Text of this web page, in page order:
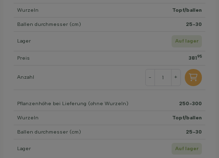
Wurzeln Topf/ballen
Ballen durchmesser (cm) 25-30
Lager Auf lager
Preis 381 95
Anzahl - +
Pflanzenhöhe bei Lieferung (ohne Wurzeln) 250-300
Wurzeln Topf/ballen
Ballen durchmesser (cm) 25-30
Lager Auf lager